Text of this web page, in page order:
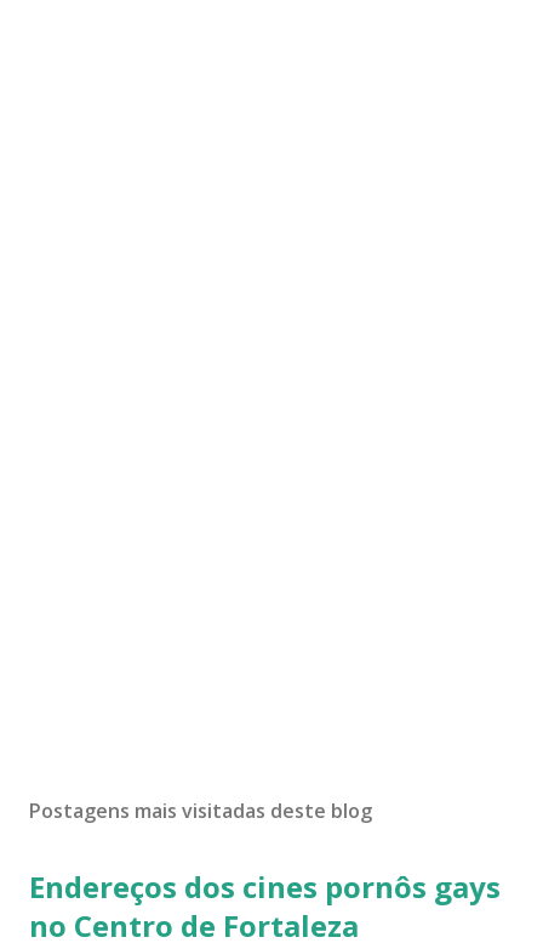
Postagens mais visitadas deste blog
Endereços dos cines pornôs gays
no Centro de Fortaleza